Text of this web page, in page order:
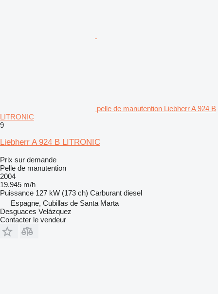
pelle de manutention Liebherr A 924 B
LITRONIC
9
Liebherr A 924 B LITRONIC
Prix sur demande
Pelle de manutention
2004
19.945 m/h
Puissance 127 kW (173 ch) Carburant diesel
Espagne, Cubillas de Santa Marta
Desguaces Velázquez
Contacter le vendeur